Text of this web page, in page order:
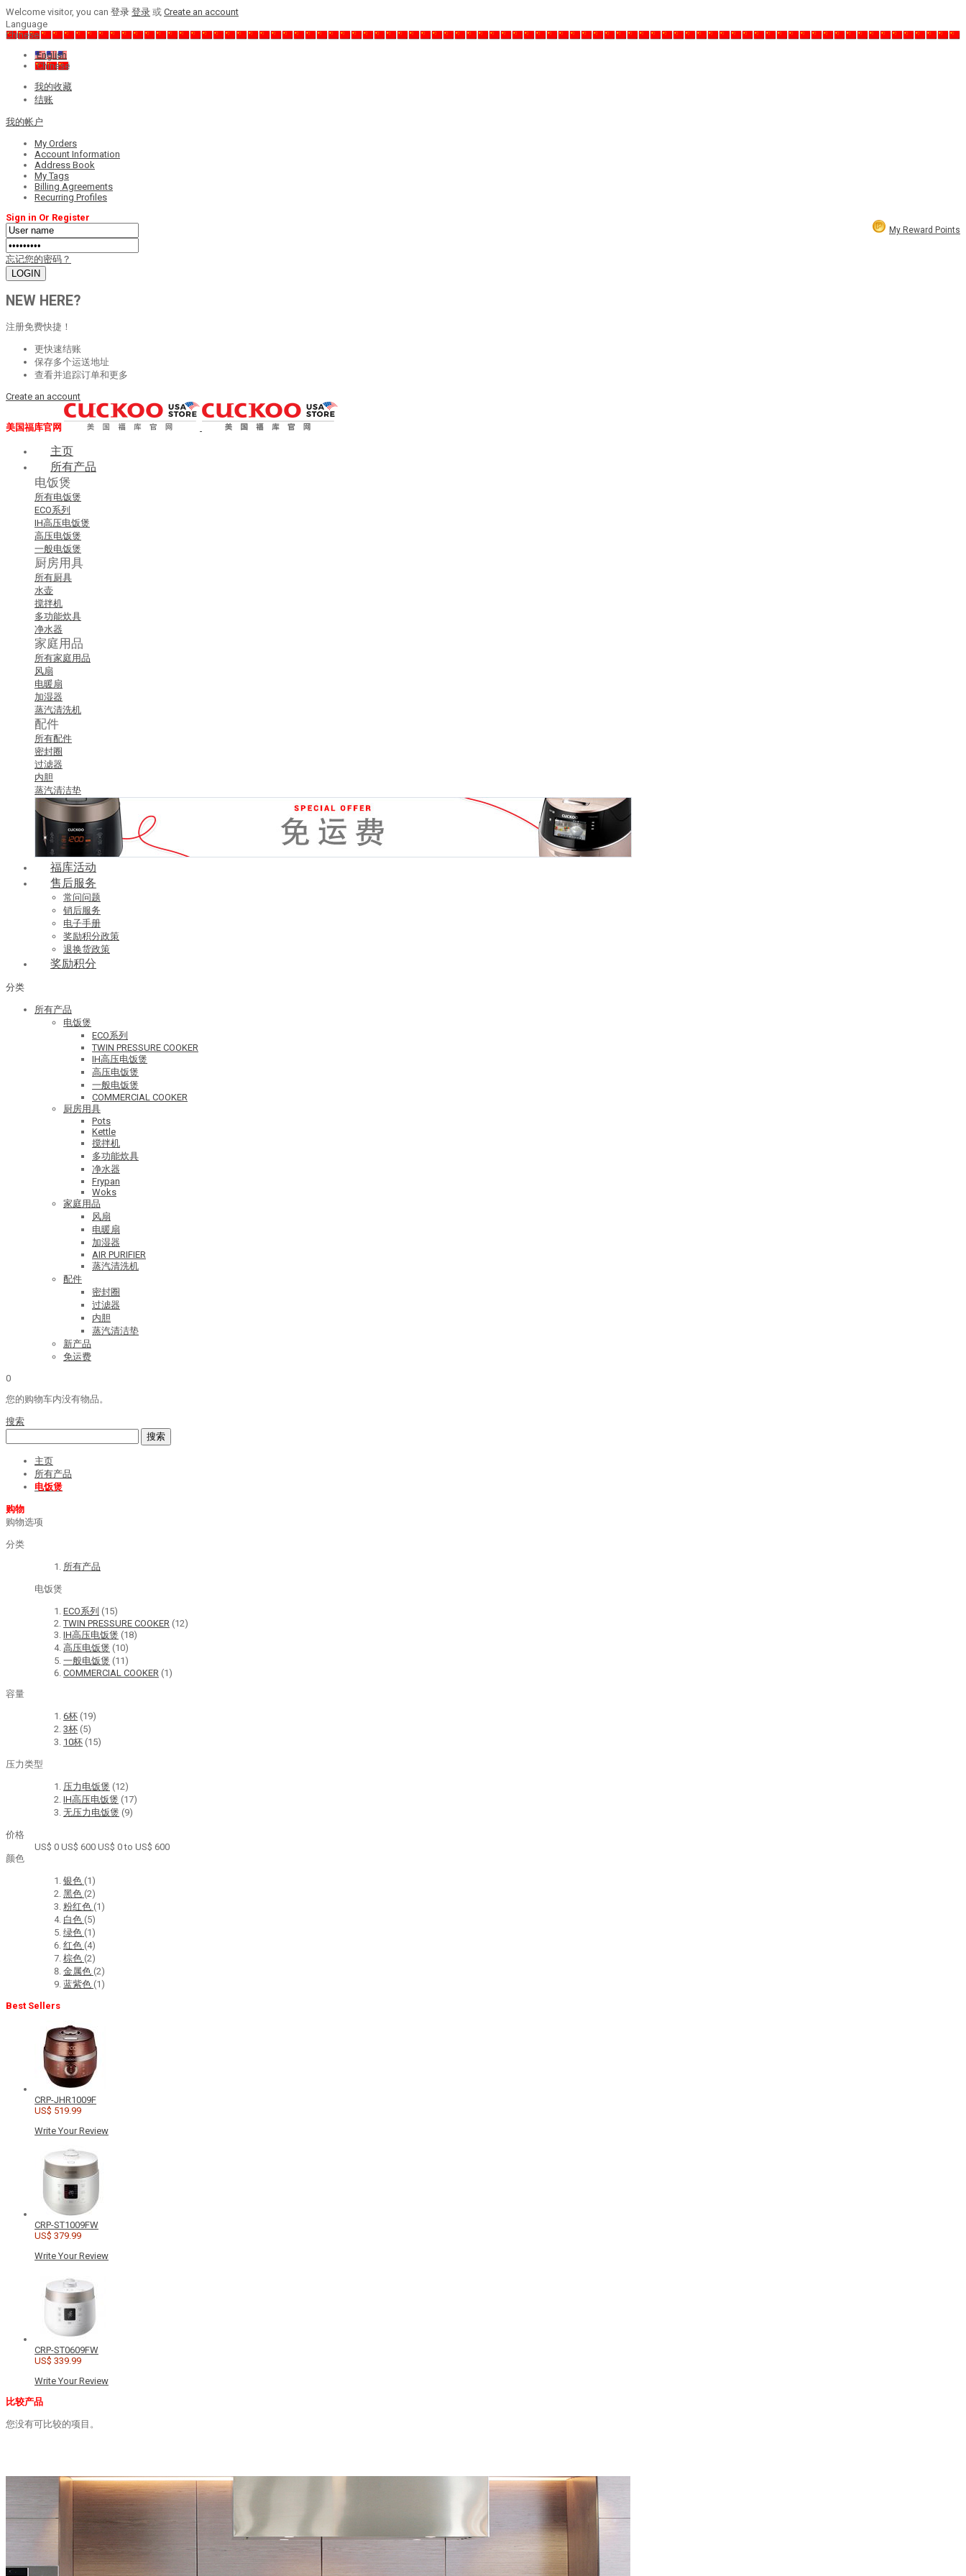
Welcome visitor, you can 登录 登录 或 Create an account
Language
Chinese
English
Chinese
我的收藏
结账
我的帐户
My Orders
Account Information
Address Book
My Tags
Billing Agreements
Recurring Profiles
My Reward Points
Sign in Or Register
忘记您的密码？
NEW HERE?
注册免费快捷！
更快速结账
保存多个运送地址
查看并追踪订单和更多
Create an account
美国福库官网
主页
所有产品
电饭煲
所有电饭煲
ECO系列
IH高压电饭煲
高压电饭煲
一般电饭煲
厨房用具
所有厨具
水壶
搅拌机
多功能炊具
净水器
家庭用品
所有家庭用品
风扇
电暖扇
加湿器
蒸汽清洗机
配件
所有配件
密封圈
过滤器
内胆
蒸汽清洁垫
福库活动
售后服务
常问问题
销后服务
电子手册
奖励积分政策
退换货政策
奖励积分
分类
所有产品
电饭煲
ECO系列
TWIN PRESSURE COOKER
IH高压电饭煲
高压电饭煲
一般电饭煲
COMMERCIAL COOKER
厨房用具
Pots
Kettle
搅拌机
多功能炊具
净水器
Frypan
Woks
家庭用品
风扇
电暖扇
加湿器
AIR PURIFIER
蒸汽清洗机
配件
密封圈
过滤器
内胆
蒸汽清洁垫
新产品
免运费
0
您的购物车内没有物品。
搜索
搜索
主页
所有产品
电饭煲
购物
购物选项
分类
所有产品
电饭煲
ECO系列 (15)
TWIN PRESSURE COOKER (12)
IH高压电饭煲 (18)
高压电饭煲 (10)
一般电饭煲 (11)
COMMERCIAL COOKER (1)
容量
6杯 (19)
3杯 (5)
10杯 (15)
压力类型
压力电饭煲 (12)
IH高压电饭煲 (17)
无压力电饭煲 (9)
价格
US$ 0 US$ 600 US$ 0 to US$ 600
颜色
银色 (1)
黑色 (2)
粉红色 (1)
白色 (5)
绿色 (1)
红色 (4)
棕色 (2)
金属色 (2)
蓝紫色 (1)
Best Sellers
CRP-JHR1009F
US$ 519.99
Write Your Review
CRP-ST1009FW
US$ 379.99
Write Your Review
CRP-ST0609FW
US$ 339.99
Write Your Review
比较产品
您没有可比较的项目。